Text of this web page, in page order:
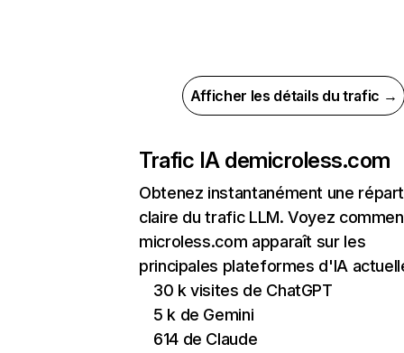
Afficher les détails du trafic →
Trafic IA demicroless.com
Obtenez instantanément une
claire du trafic LLM. Voyez
microless.com apparaît sur les
principales plateformes d'IA
30 k visites de ChatGPT
5 k de Gemini
614 de Claude